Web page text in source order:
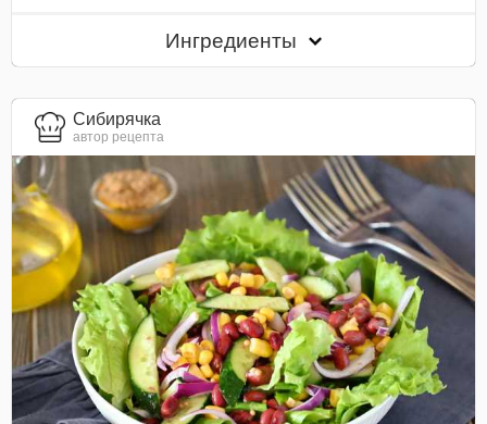
Ингредиенты
Сибирячка
автор рецепта